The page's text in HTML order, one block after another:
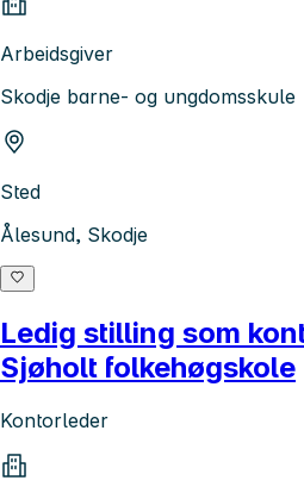
Arbeidsgiver
Skodje barne- og ungdomsskule
Sted
Ålesund, Skodje
Ledig stilling som
Sjøholt folkehøgskole
Kontorleder